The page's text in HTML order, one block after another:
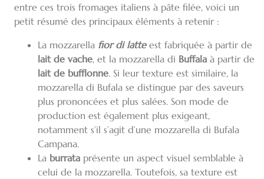
entre ces trois fromages italiens à pâte filée, voici un
petit résumé des principaux éléments à retenir :
La mozzarella fior di latte est fabriquée à partir de
lait de vache, et la mozzarella di Buffala à partir de
lait de bufflonne. Si leur texture est similaire, la
mozzarella di Bufala se distingue par des saveurs
plus prononcées et plus salées. Son mode de
production est également plus exigeant,
notamment s’il s’agit d’une mozzarella di Bufala
Campana.
La burrata présente un aspect visuel semblable à
celui de la mozzarella. Toutefois, sa texture est